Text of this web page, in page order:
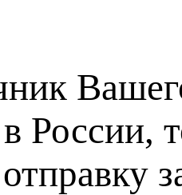
России,